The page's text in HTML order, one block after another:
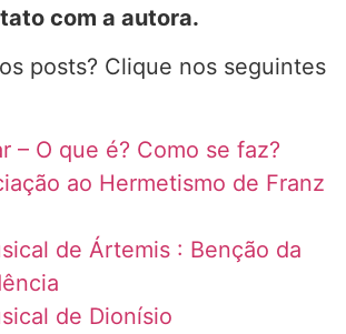
com a autora.
posts? Clique nos seguintes
– O que é? Como se faz?
ao Hermetismo de Franz
de Ártemis : Benção da
de Dionísio